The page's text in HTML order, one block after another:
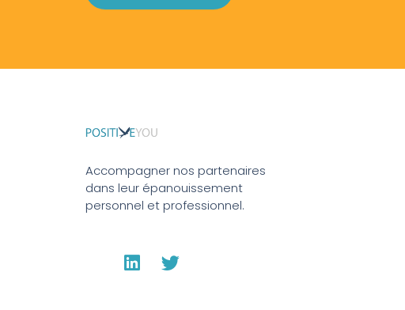
Accompagner nos partenaires
dans leur épanouissement
personnel et professionnel.